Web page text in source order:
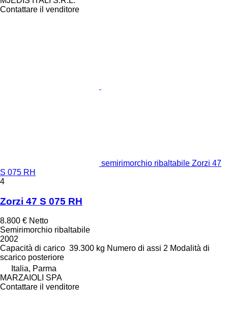
Contattare il venditore
semirimorchio ribaltabile Zorzi 47
S 075 RH
4
Zorzi 47 S 075 RH
8.800 € Netto
Semirimorchio ribaltabile
2002
Capacità di carico 39.300 kg Numero di assi 2 Modalità di
scarico posteriore
Italia, Parma
MARZAIOLI SPA
Contattare il venditore